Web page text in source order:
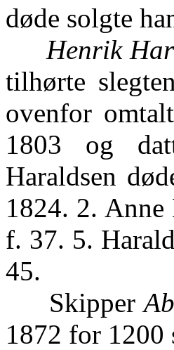
døde solgte
Henrik
tilhørte
ovenfor
1803 og
Haraldsen
1824. 2.
f. 37. 5.
45.
Skipper
1872 for 1200